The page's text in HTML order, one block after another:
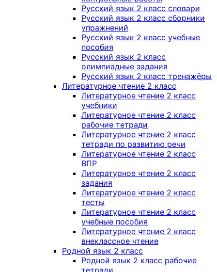
Русский язык 2 класс словари
Русский язык 2 класс сборники
упражнений
Русский язык 2 класс учебные
пособия
Русский язык 2 класс
олимпиадные задания
Русский язык 2 класс тренажёры
Литературное чтение 2 класс
Литературное чтение 2 класс
учебники
Литературное чтение 2 класс
рабочие тетради
Литературное чтение 2 класс
тетради по развитию речи
Литературное чтение 2 класс
ВПР
Литературное чтение 2 класс
задания
Литературное чтение 2 класс
тесты
Литературное чтение 2 класс
учебные пособия
Литературное чтение 2 класс
внеклассное чтение
Родной язык 2 класс
Родной язык 2 класс рабочие
тетради